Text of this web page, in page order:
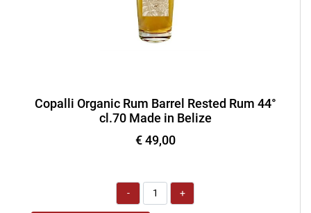
Copalli Organic Rum Barrel Rested Rum 44°
cl.70 Made in Belize
€ 49,00
Quantità